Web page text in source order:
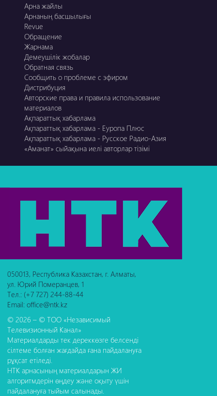
Арна жайлы
Арнаның басшылығы
Revue
Обращение
Жарнама
Демеушілік жобалар
Обратная связь
Сообщить о проблеме с эфиром
Дистрибуция
Авторские права и правила использование
материалов
Ақпараттық хабарлама
Ақпараттық хабарлама - Еуропа Плюс
Ақпараттық хабарлама - Русское Радио-Азия
«Аманат» сыйақына иелі авторлар тізімі
050013, Республика Казахстан, г. Алматы,
ул. Юрий Померанцев, 1
Тел.: (+7 727) 244-88-44
Email: office@ntk.kz
© 2026 – © ТОО «Независимый
Телевизионный Канал»
Материалдарды тек дереккөзге белсенді
сілтеме болған жағдайда ғана пайдалануға
рұқсат етіледі.
НТК арнасының материалдарын ЖИ
алгоритмдерін өңдеу және оқыту үшін
пайдалануға тыйым салынады.